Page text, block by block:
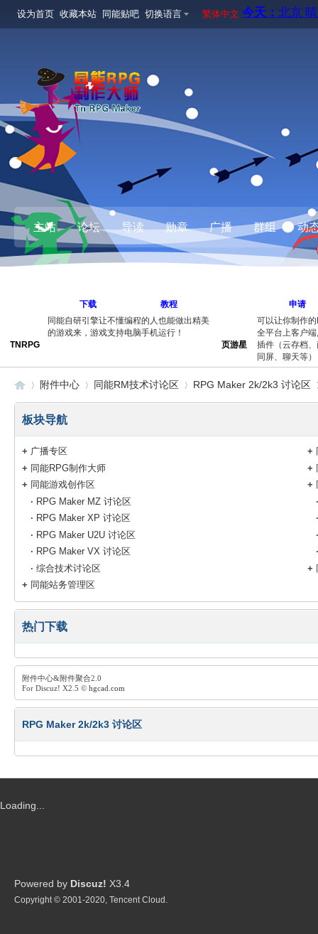
设为首页 收藏本站 同能贴吧 切换语言 繁体中文
主站 论坛 导读 勋章 广播 群组 动
TNRPG
下载
教程
同能自研引擎让不懂编程的人也能做出精美
的游戏来，游戏支持电脑手机运行！
页游星
申请
可以让你制作
全平台上客户
插件（云存档
同屏、聊天等
能
附件中心 同能RM技术讨论区 RPG Maker 2k/2k3 讨论区
板块导航
+ 广播专区 +
+ 同能RPG制作大师 +
+ 同能游戏创作区 +
· RPG Maker MZ 讨论区
·
· RPG Maker XP 讨论区
·
· RPG Maker U2U 讨论区
·
· RPG Maker VX 讨论区
·
· 综合技术讨论区 +
+ 同能站务管理区
热门下载
附件中心&附件聚合2.0
For Discuz! X2.5 © hgcad.com
RPG Maker 2k/2k3 讨论区
Loading...
Powered by Discuz! X3.4
Copyright © 2001-2020, Tencent Cloud.